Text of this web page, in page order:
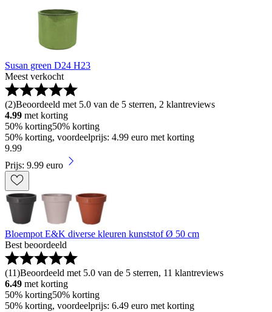
Susan green D24 H23
Meest verkocht
(2)Beoordeeld met 5.0 van de 5 sterren, 2 klantreviews
4.99 met korting
50% korting50% korting
50% korting, voordeelprijs: 4.99 euro met korting
9.99
Prijs: 9.99 euro
Bloempot E&K diverse kleuren kunststof Ø 50 cm
Best beoordeeld
(11)Beoordeeld met 5.0 van de 5 sterren, 11 klantreviews
6.49 met korting
50% korting50% korting
50% korting, voordeelprijs: 6.49 euro met korting